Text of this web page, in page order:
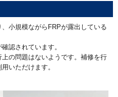
小規模ながらFRPが露出している
認されています。
の問題はないようです。補修を行
いただけます。